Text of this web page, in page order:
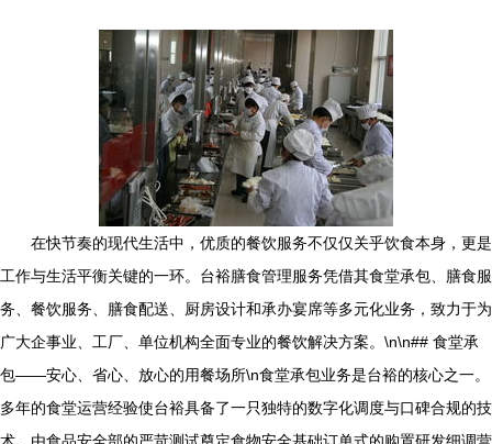
在快节奏的现代生活中，优质的餐饮服务不仅仅关乎饮食本身，更是
工作与生活平衡关键的一环。台裕膳食管理服务凭借其食堂承包、膳食服
务、餐饮服务、膳食配送、厨房设计和承办宴席等多元化业务，致力于为
广大企事业、工厂、单位机构全面专业的餐饮解决方案。\n\n## 食堂承
包——安心、省心、放心的用餐场所\n食堂承包业务是台裕的核心之一。
多年的食堂运营经验使台裕具备了一只独特的数字化调度与口碑合规的技